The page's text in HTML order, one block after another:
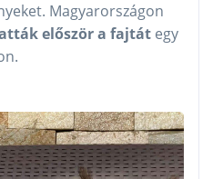
Magyarországon
először a fajtát egy